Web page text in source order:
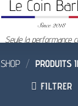
Seule la performance
SHOP / PRODUITS
FILTRER